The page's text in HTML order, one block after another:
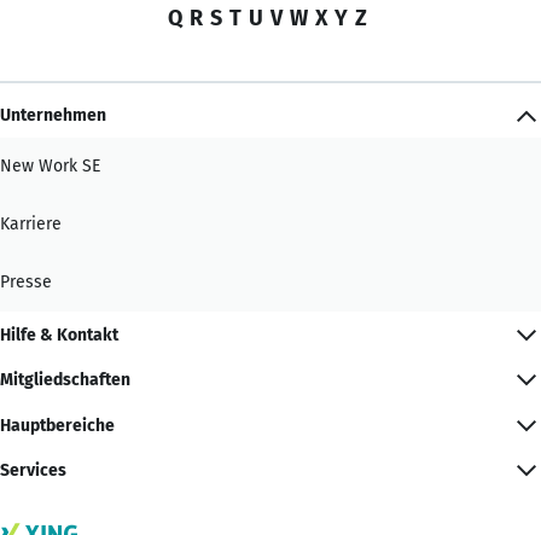
Q R S T U V W X Y Z
Unternehmen
New Work SE
Karriere
Presse
Hilfe & Kontakt
Mitgliedschaften
Hauptbereiche
Services